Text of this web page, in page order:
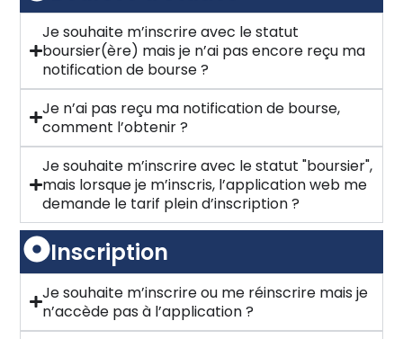
Je souhaite m’inscrire avec le statut
boursier(ère) mais je n’ai pas encore reçu ma
notification de bourse ?
Je n’ai pas reçu ma notification de bourse,
comment l’obtenir ?
Je souhaite m’inscrire avec le statut "boursier",
mais lorsque je m’inscris, l’application web me
demande le tarif plein d’inscription ?
Inscription
Je souhaite m’inscrire ou me réinscrire mais je
n’accède pas à l’application ?